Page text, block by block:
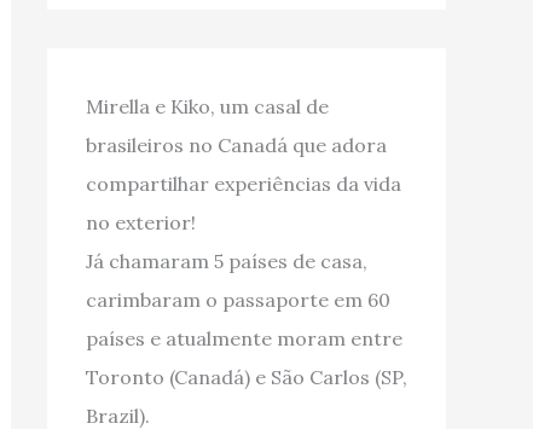
Mirella e Kiko, um casal de
brasileiros no Canadá que adora
compartilhar experiências da vida
no exterior!
Já chamaram 5 países de casa,
carimbaram o passaporte em 60
países e atualmente moram entre
Toronto (Canadá) e São Carlos (SP,
Brazil).